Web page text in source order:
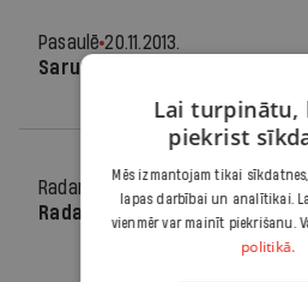
Pasaulē 20.11.2013.
Saruna ar spoku
Radars
Radars pasaulē
Lai turpinātu,
piekrist
Mēs izmantojam tikai
lapas darbībai un analītikai.
vienmēr var mainīt piekrišanu.
politikā.